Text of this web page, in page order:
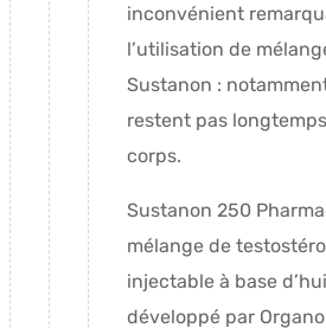
inconvénient
l’utilisation de
Sustanon :
restent pas
corps.
Sustanon 250
mélange de
injectable à base
développé par